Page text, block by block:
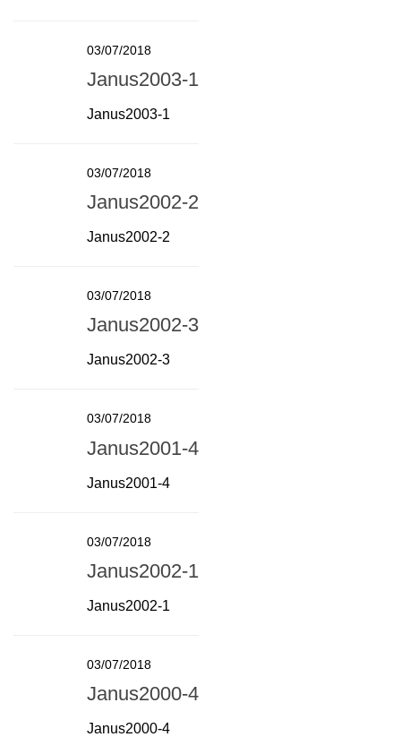
03/07/2018
Janus2003-1
Janus2003-1
03/07/2018
Janus2002-2
Janus2002-2
03/07/2018
Janus2002-3
Janus2002-3
03/07/2018
Janus2001-4
Janus2001-4
03/07/2018
Janus2002-1
Janus2002-1
03/07/2018
Janus2000-4
Janus2000-4